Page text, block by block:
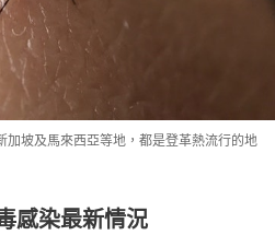
加坡及馬來西亞等地，都是登革熱流行的地
感染最新情況